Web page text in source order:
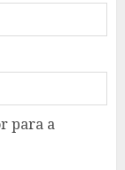
para a